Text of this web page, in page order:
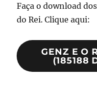
Faça o download
do Rei. Clique aqui:
GENZ E O
(185188